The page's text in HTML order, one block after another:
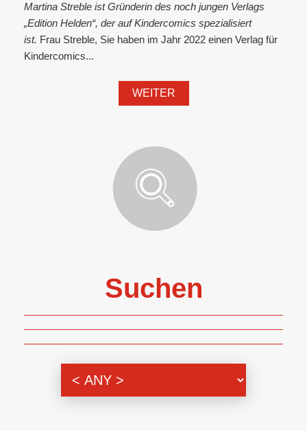
Martina Streble ist Gründerin des noch jungen Verlags
„Edition Helden“, der auf Kindercomics spezialisiert
ist. Frau Streble, Sie haben im Jahr 2022 einen Verlag für
Kindercomics...
WEITER
Suchen